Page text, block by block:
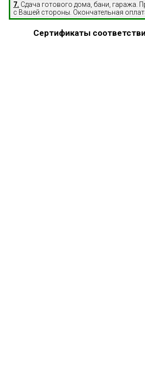
7. Сдача готового дома, бани, гаража.
с Вашей стороны. Окончательная
Сертификаты